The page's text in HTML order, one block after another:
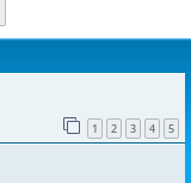
1 2 3 4 5